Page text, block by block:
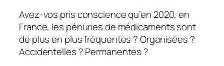
Avez-vos pris conscience qu’en 2020, en
France, les pénuries de médicaments sont
de plus en plus fréquentes ? Organisées ?
Accidentelles ? Permanentes ?